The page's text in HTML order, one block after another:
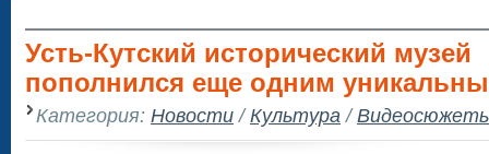
Усть-Кутский исторический музей
пополнился еще одним
Категория: Новости/Культура /